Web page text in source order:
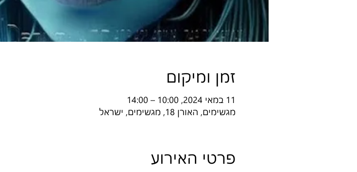
זמן ומיקום
11 במאי 2024, 10:00 – 14:00
מגשימים, האורן 18, מגשימים, ישראל
פרטי האירוע